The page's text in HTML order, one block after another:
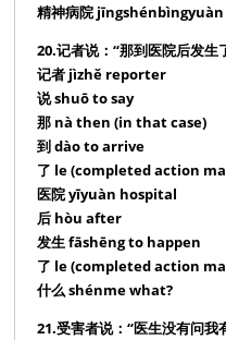
精神病院
20.记者说：“那到医院后发生
记者 jìzhě reporter
说 shuō to say
那 nà then (in that case)
到 dào to arrive
了 le (completed action
医院 yīyuàn hospital
后 hòu after
发生 fāshēng to happen
了 le (completed action
什么 shénme what?
21.受害者说：“医生没有问我